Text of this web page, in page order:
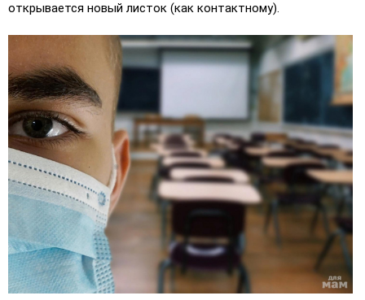
открывается новый листок (как контактному).